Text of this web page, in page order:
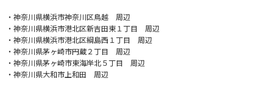
・神奈川県横浜市神奈川区鳥越 周辺
・神奈川県横浜市港北区新吉田東１丁目 周辺
・神奈川県横浜市港北区綱島西１丁目 周辺
・神奈川県茅ヶ崎市円蔵２丁目 周辺
・神奈川県茅ヶ崎市東海岸北５丁目 周辺
・神奈川県大和市上和田 周辺